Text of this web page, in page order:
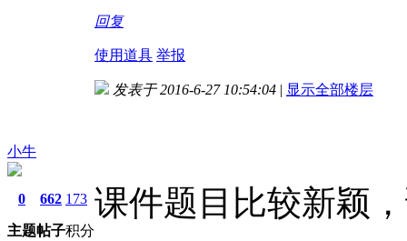
回复
使用道具 举报
小牛
0
主题
662
帖子
173
积分
发表于 2016-6-27 10:54:04 | 显示全部楼层
课件题目比较新颖